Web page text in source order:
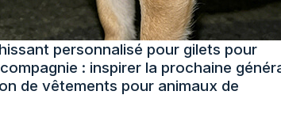
personnalisé pour gilets pour
: inspirer la prochaine
de vêtements pour animaux de